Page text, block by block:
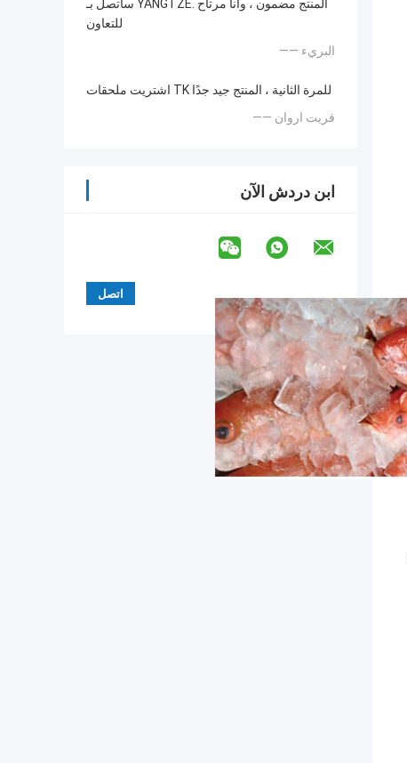
سأتصل بـ YANGTZE. المنتج مضمون ، وأنا مرتاح
للتعاون
—— البريء
اشتريت ملحقات TK للمرة الثانية ، المنتج جيد جدًا
—— فريت اروان
ابن دردش الآن